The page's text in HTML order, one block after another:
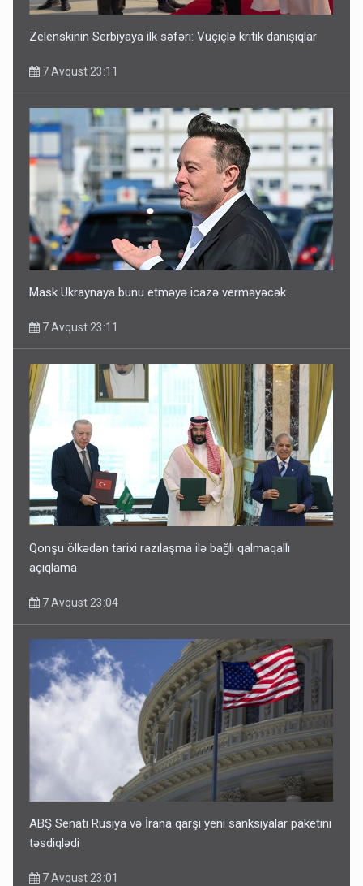
Zelenskinin Serbiyaya ilk səfəri: Vuçiçlə kritik danışıqlar
7 Avqust 23:11
Mask Ukraynaya bunu etməyə icazə verməyəcək
7 Avqust 23:11
Qonşu ölkədən tarixi razılaşma ilə bağlı qalmaqallı
açıqlama
7 Avqust 23:04
ABŞ Senatı Rusiya və İrana qarşı yeni sanksiyalar paketini
təsdiqlədi
7 Avqust 23:01